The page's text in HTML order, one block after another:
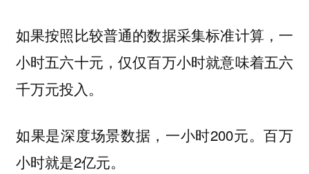
如果按照比较普通的数据采集标准计算，一
小时五六十元，仅仅百万小时就意味着五六
千万元投入。
如果是深度场景数据，一小时200元。百万
小时就是2亿元。